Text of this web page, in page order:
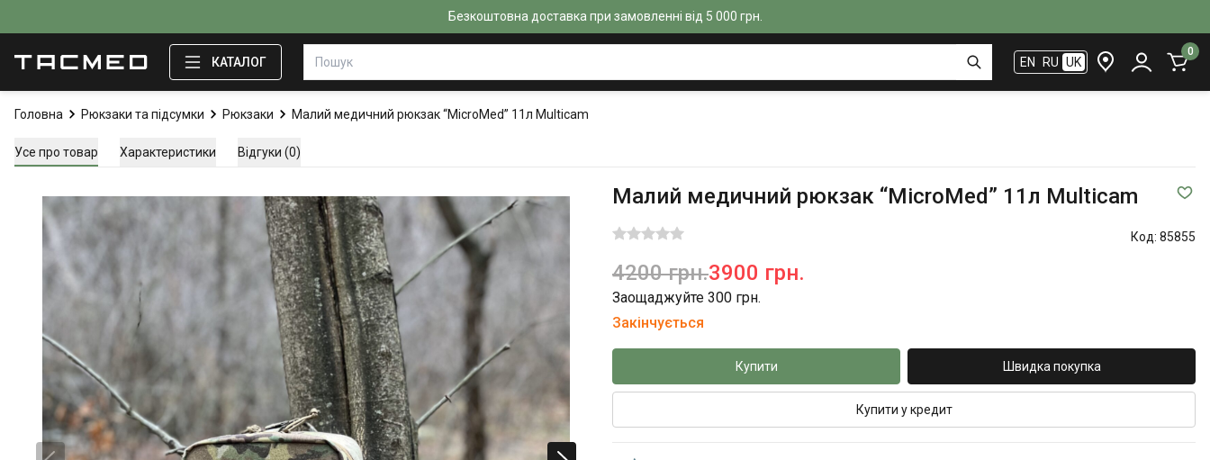
Безкоштовна доставка при замовленні від 5 000 грн.
КАТАЛОГ EN RU UK
0
Головна Рюкзаки та підсумки Рюкзаки Малий медичний рюкзак “MicroMed” 11л Multicam
Усе про товар Характеристики Відгуки (0)
Малий медичний рюкзак “MicroMed” 11л Multicam
Код: 85855
4200 грн.3900 грн.
Заощаджуйте 300 грн.
Закінчується
Купити Швидка покупка
Купити у кредит